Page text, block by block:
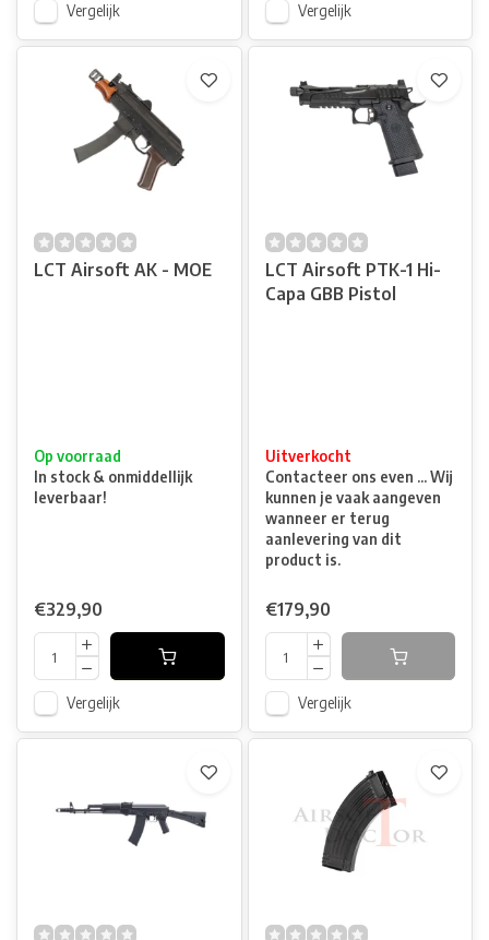
Vergelijk Vergelijk
LCT Airsoft AK - MOE
Op voorraad
In stock & onmiddellijk
leverbaar!
€329,90
Vergelijk
LCT Airsoft PTK-1 Hi-
Capa GBB Pistol
Uitverkocht
Contacteer ons even ... Wij
kunnen je vaak aangeven
wanneer er terug
aanlevering van dit
product is.
€179,90
Vergelijk